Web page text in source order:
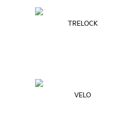
TRELOCK
VELO